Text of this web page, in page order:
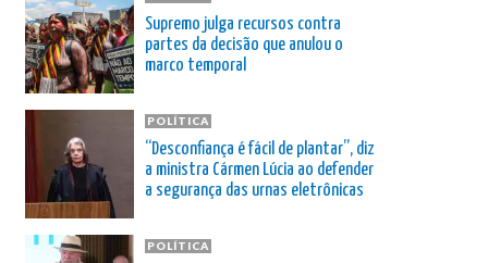
Supremo julga recursos contra
partes da decisão que anulou o
marco temporal
POLÍTICA
“Desconfiança é fácil de plantar”, diz
a ministra Cármen Lúcia ao defender
a segurança das urnas eletrônicas
POLÍTICA